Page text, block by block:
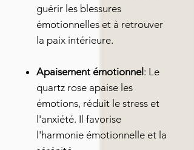
guérir les blessures
émotionnelles et à retrouver
la paix intérieure.
Apaisement émotionnel : Le
quartz rose apaise les
émotions, réduit le stress et
l'anxiété. Il favorise
l'harmonie émotionnelle et la